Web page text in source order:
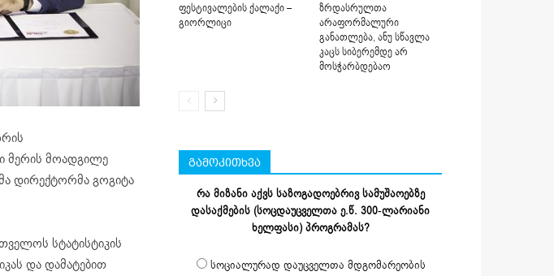
მერის მოადგილე
დირექტორმა გოგიტა
სტატისტიკის
და დამატებით
ფესტივალების ქალაქი –
გიორლიცი
ზრდასრულთა
არაფორმალური
განათლება, ანუ სწავლა
კაცს სიბერემდე არ
მოსჭარბდებაო
გამოკითხვა
რა მიზანი აქვს საზოგადოებრივ სამუშაოებზე
დასაქმების (სოცდაუცველთა ე.წ. 300-ლარიანი
ხელფასი) პროგრამას?
სოციალურად დაუცველთა მდგომარეობის